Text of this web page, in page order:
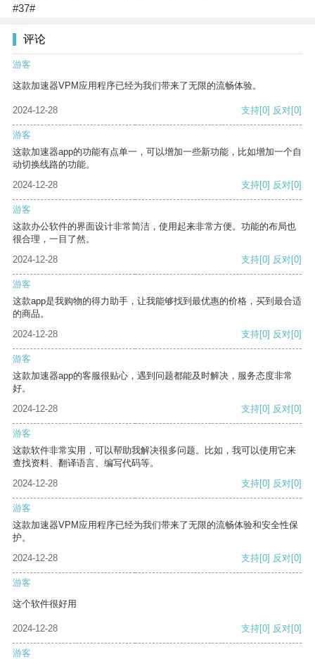
#37#
评论
游客
这款加速器VPM应用程序已经为我们带来了无限的流畅体验。
2024-12-28 支持[0] 反对[0]
游客
这款加速器app的功能有点单一，可以增加一些新功能，比如增加一个自
动切换线路的功能。
2024-12-28
支持[0] 反对[0]
游客
这款办公软件的界面设计非常简洁，使用起来非常方便。功能的布局也
很合理，一目了然。
2024-12-28
支持[0] 反对[0]
游客
这款app是我购物的得力助手，让我能够找到最优惠的价格，买到最合适
的商品。
2024-12-28
支持[0] 反对[0]
游客
这款加速器app的客服很贴心，遇到问题都能及时解决，服务态度非常
好。
2024-12-28
支持[0] 反对[0]
游客
这款软件非常实用，可以帮助我解决很多问题。比如，我可以使用它来
查找资料、翻译语言、编写代码等。
2024-12-28
支持[0] 反对[0]
游客
这款加速器VPM应用程序已经为我们带来了无限的流畅体验和安全性保
护。
2024-12-28
支持[0] 反对[0]
游客
这个软件很好用
2024-12-28 支持[0] 反对[0]
游客